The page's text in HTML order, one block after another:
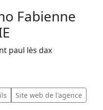
Fabienne
paul lès dax
Site web de l'agence